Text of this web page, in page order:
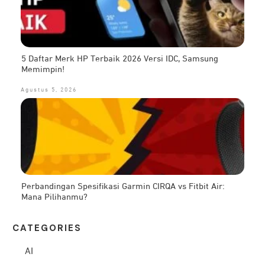
5 Daftar Merk HP Terbaik 2026 Versi IDC, Samsung
Memimpin!
Agustus 5, 2026
Perbandingan Spesifikasi Garmin CIRQA vs Fitbit Air:
Mana Pilihanmu?
CATEG ORIES
AI